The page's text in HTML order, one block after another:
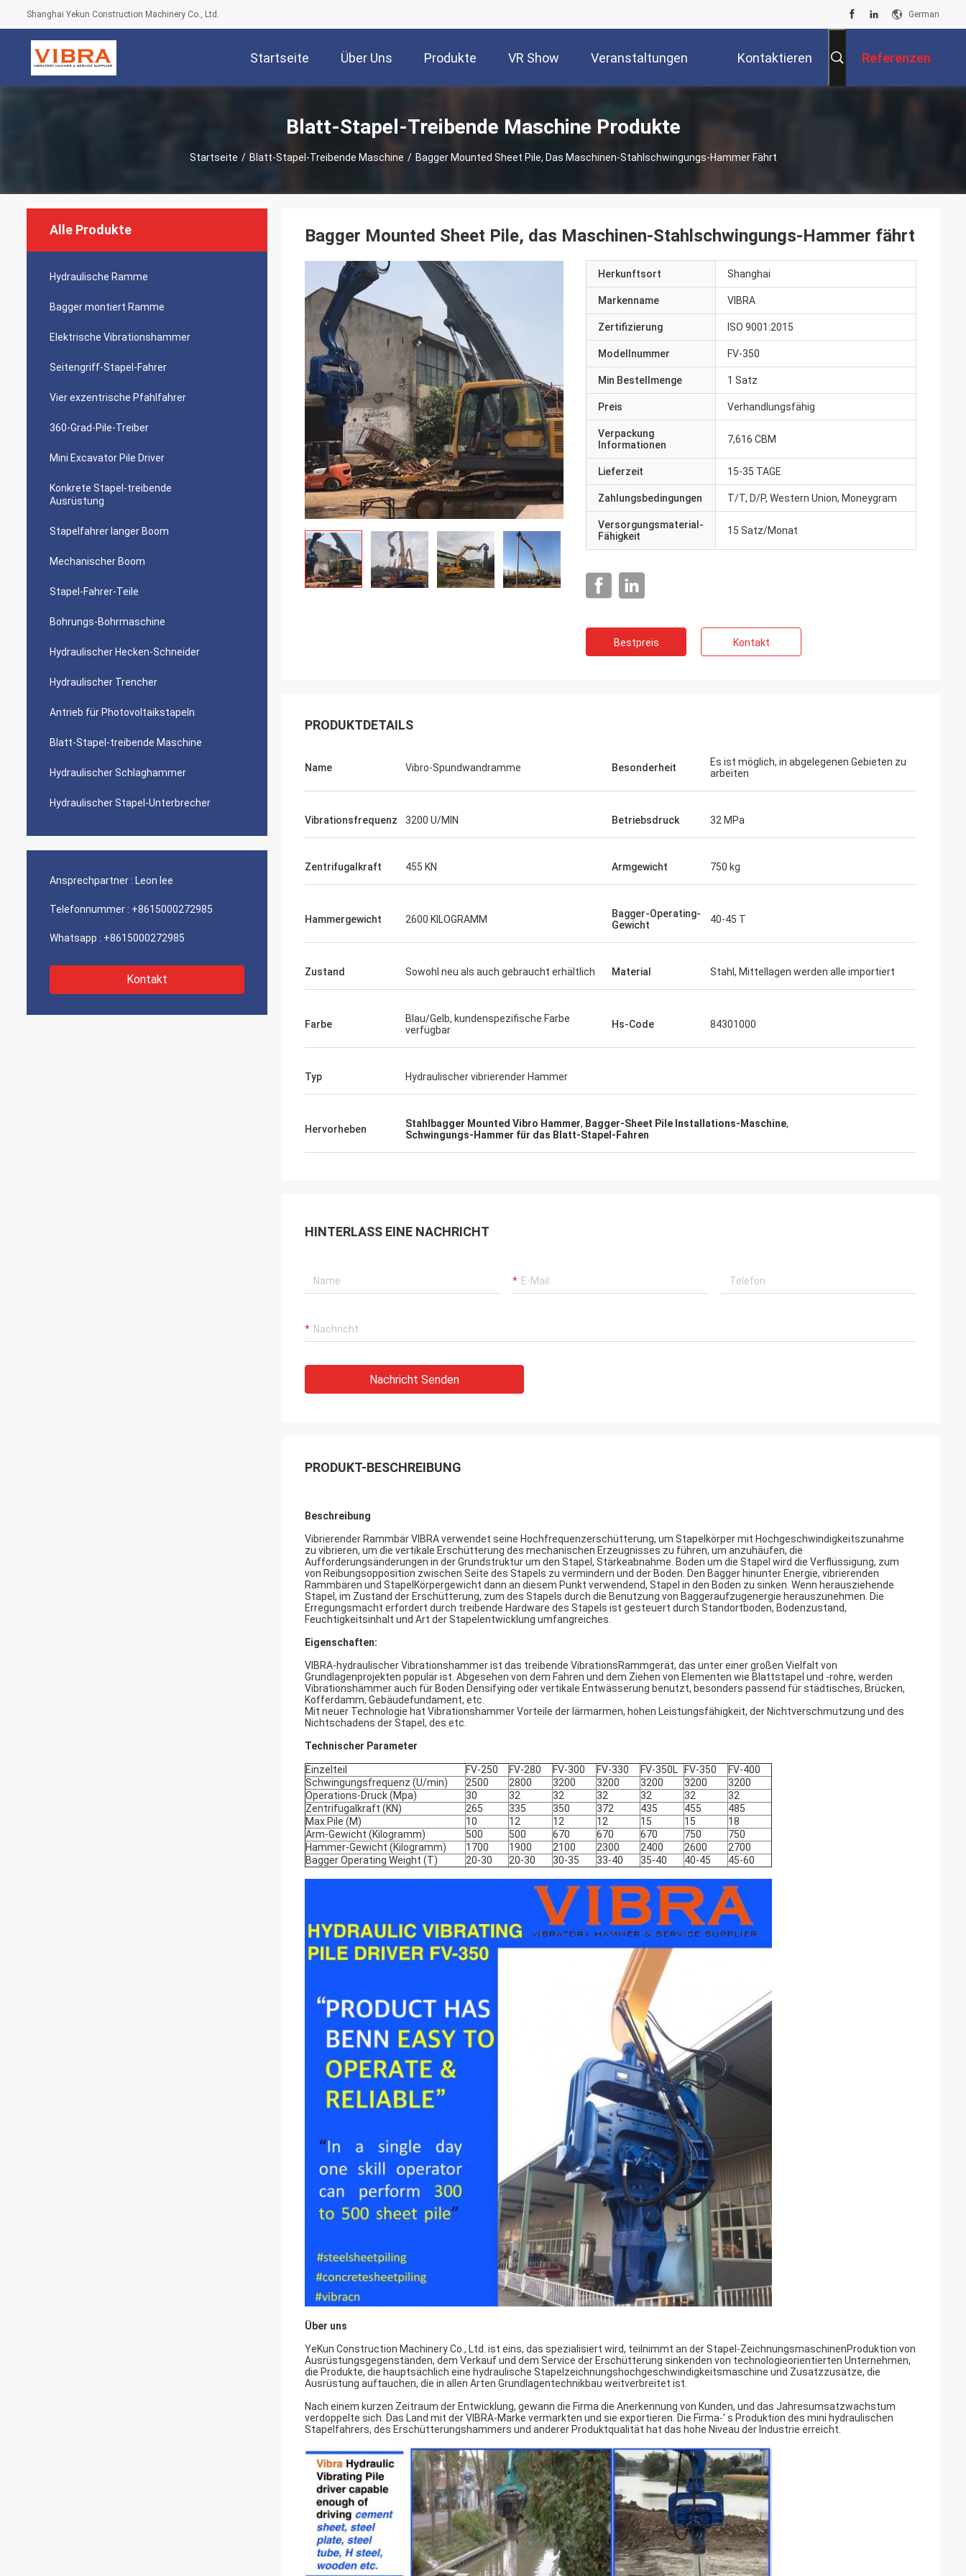
Shanghai Yekun Construction Machinery Co., Ltd. German
Startseite Über Uns Produkte VR Show Veranstaltungen Kontaktieren Referenzen
Blatt-Stapel-Treibende Maschine Produkte
Startseite / Blatt-Stapel-Treibende Maschine / Bagger Mounted Sheet Pile, Das Maschinen-Stahlschwingungs-Hammer Fährt
Alle Produkte
Hydraulische Ramme
Bagger montiert Ramme
Elektrische Vibrationshammer
Seitengriff-Stapel-Fahrer
Vier exzentrische Pfahlfahrer
360-Grad-Pile-Treiber
Mini Excavator Pile Driver
Konkrete Stapel-treibende
Ausrüstung
Stapelfahrer langer Boom
Mechanischer Boom
Stapel-Fahrer-Teile
Bohrungs-Bohrmaschine
Hydraulischer Hecken-Schneider
Hydraulischer Trencher
Antrieb für Photovoltaikstapeln
Blatt-Stapel-treibende Maschine
Hydraulischer Schlaghammer
Hydraulischer Stapel-Unterbrecher
Ansprechpartner : Leon lee
Telefonnummer : +8615000272985
Whatsapp : +8615000272985
Kontakt
Bagger Mounted Sheet Pile, das Maschinen-Stahlschwingungs-Hammer fährt
Herkunftsort Shanghai
Markenname VIBRA
Zertifizierung ISO 9001:2015
Modellnummer FV-350
Min Bestellmenge 1 Satz
Preis Verhandlungsfähig
Verpackung
Informationen
7,616 CBM
Lieferzeit 15-35 TAGE
Zahlungsbedingungen T/T, D/P, Western Union, Moneygram
Versorgungsmaterial-
Fähigkeit
15 Satz/Monat
Bestpreis Kontakt
PRODUKTDETAILS
Name Vibro-Spundwandramme Besonderheit
Es ist möglich, in abgelegenen Gebieten zu
arbeiten
Vibrationsfrequenz 3200 U/MIN Betriebsdruck 32 MPa
Zentrifugalkraft 455 KN Armgewicht 750 kg
Hammergewicht 2600 KILOGRAMM
Bagger-Operating-
Gewicht
40-45 T
Zustand Sowohl neu als auch gebraucht erhältlich Material Stahl, Mittellagen werden alle importiert
Farbe
Blau/Gelb, kundenspezifische Farbe
verfügbar
Hs-Code 84301000
Typ Hydraulischer vibrierender Hammer
Hervorheben Stahlbagger Mounted Vibro Hammer, Bagger-Sheet Pile Installations-Maschine,
Schwingungs-Hammer für das Blatt-Stapel-Fahren
HINTERLASS EINE NACHRICHT
Nachricht Senden
PRODUKT-BESCHREIBUNG
Beschreibung
Vibrierender Rammbär VIBRA verwendet seine Hochfrequenzerschütterung, um Stapelkörper mit Hochgeschwindigkeitszunahme
zu vibrieren, um die vertikale Erschütterung des mechanischen Erzeugnisses zu führen, um anzuhäufen, die
Aufforderungsänderungen in der Grundstruktur um den Stapel, Stärkeabnahme. Boden um die Stapel wird die Verflüssigung, zum
von Reibungsopposition zwischen Seite des Stapels zu vermindern und der Boden. Den Bagger hinunter Energie, vibrierenden
Rammbären und StapelKörpergewicht dann an diesem Punkt verwendend, Stapel in den Boden zu sinken. Wenn herausziehende
Stapel, im Zustand der Erschütterung, zum des Stapels durch die Benutzung von Baggeraufzugenergie herauszunehmen. Die
Erregungsmacht erfordert durch treibende Hardware des Stapels ist gesteuert durch Standortboden, Bodenzustand,
Feuchtigkeitsinhalt und Art der Stapelentwicklung umfangreiches.
Eigenschaften:
VIBRA-hydraulischer Vibrationshammer ist das treibende VibrationsRammgerät, das unter einer großen Vielfalt von
Grundlagenprojekten populär ist. Abgesehen von dem Fahren und dem Ziehen von Elementen wie Blattstapel und -rohre, werden
Vibrationshämmer auch für Boden Densifying oder vertikale Entwässerung benutzt, besonders passend für städtisches, Brücken,
Kofferdamm, Gebäudefundament, etc.
Mit neuer Technologie hat Vibrationshammer Vorteile der lärmarmen, hohen Leistungsfähigkeit, der Nichtverschmutzung und des
Nichtschadens der Stapel, des etc.
Technischer Parameter
Einzelteil FV-250 FV-280 FV-300 FV-330 FV-350L FV-350
FV-400
Schwingungsfrequenz (U/min)
2500 2800 3200 3200 3200 3200
3200
Operations-Druck (Mpa)
30 32 32 32 32 32
32
Zentrifugalkraft (KN)
265 335 350 372 435 455
485
Max.Pile (M)
10 12 12 12 15 15
18
Arm-Gewicht (Kilogramm)
500 500 670 670 670 750
750
Hammer-Gewicht (Kilogramm)
1700 1900 2100 2300 2400 2600
2700
Bagger Operating Weight (T)
20-30 20-30 30-35 33-40 35-40 40-45 45-60
Über uns
YeKun Construction Machinery Co., Ltd. ist eins, das spezialisiert wird, teilnimmt an der Stapel-ZeichnungsmaschinenProduktion von
Ausrüstungsgegenständen, dem Verkauf und dem Service der Erschütterung sinkenden von technologieorientierten Unternehmen,
die Produkte, die hauptsächlich eine hydraulische Stapelzeichnungshochgeschwindigkeitsmaschine und Zusatzzusätze, die
Ausrüstung auftauchen, die in allen Arten Grundlagentechnikbau weitverbreitet ist.
Nach einem kurzen Zeitraum der Entwicklung, gewann die Firma die Anerkennung von Kunden, und das Jahresumsatzwachstum
verdoppelte sich. Das Land mit der VIBRA-Marke vermarkten und sie exportieren. Die Firma-′ s Produktion des mini hydraulischen
Stapelfahrers, des Erschütterungshammers und anderer Produktqualität hat das hohe Niveau der Industrie erreicht.